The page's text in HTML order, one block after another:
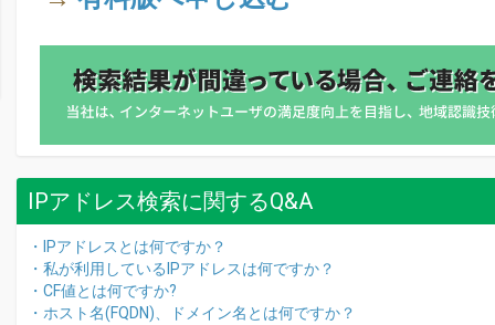
IPアドレス検索に関するQ&A
・IPアドレスとは何ですか？
・私が利用しているIPアドレスは何ですか？
・CF値とは何ですか?
・ホスト名(FQDN)、ドメイン名とは何ですか？